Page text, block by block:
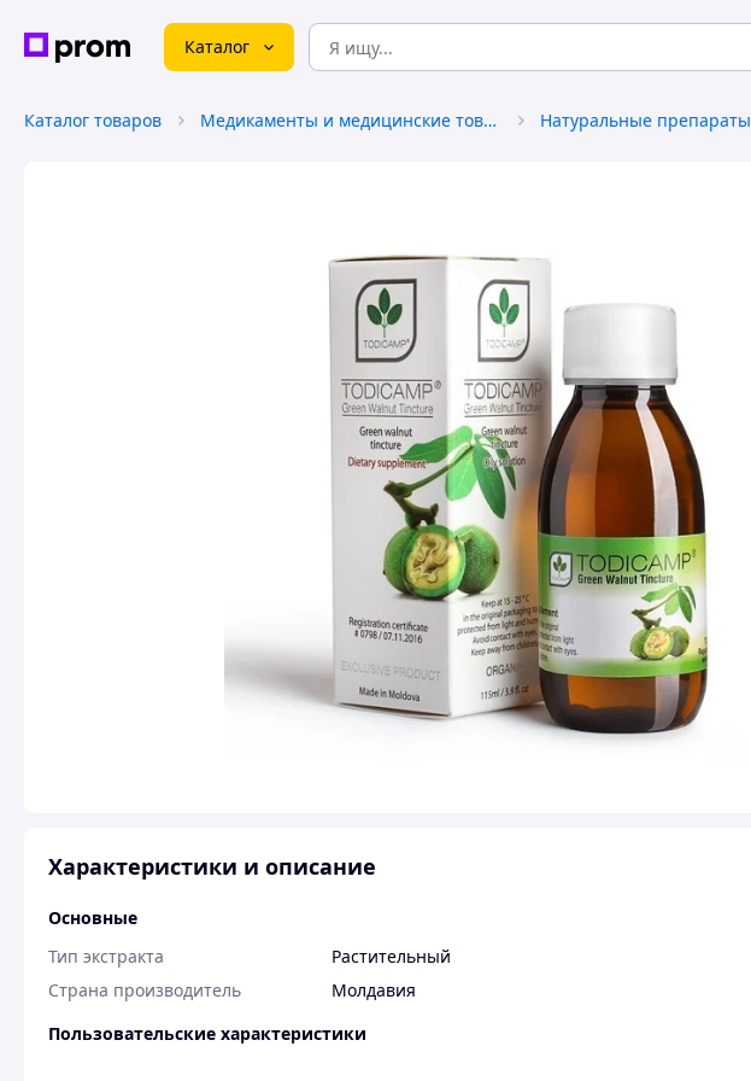
Каталог
Каталог товаров Медикаменты и медицинские товары Натуральные препараты
Характеристики и описание
Основные
Тип экстракта
Растительный
Страна производитель
Молдавия
Пользовательские характеристики